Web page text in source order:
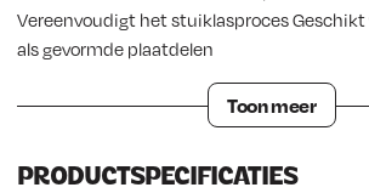
i
k
e
s
i
s
:
Vereenvoudigt het stuiklasproces Geschikt
als gevormde plaatdelen
Toon meer
PRODUCTSPECIFICATIES